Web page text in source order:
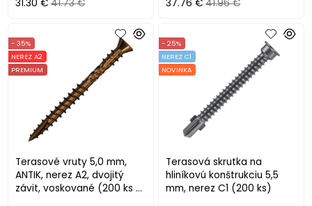
31.30 € 41.73 € 37.76 € 41.96 €
Terasové vruty 5,0 mm,
ANTIK, nerez A2, dvojitý
závit, voskované (200 ks +
- 35%
NEREZ A2
PREMIUM
Terasová skrutka na
hliníkovú konštrukciu 5,5
mm, nerez C1 (200 ks)
- 25%
NEREZ C1
NOVINKA